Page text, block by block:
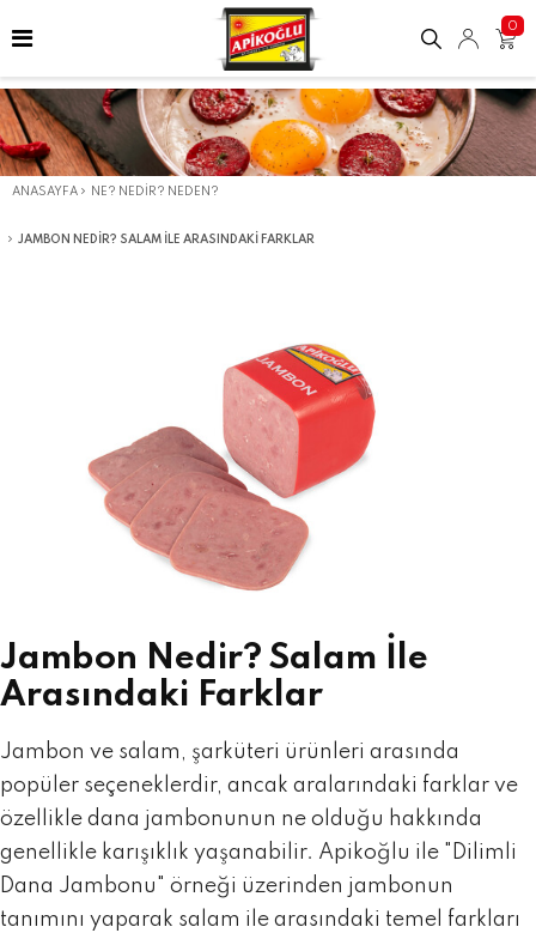
0
ANASAYFA NE? NEDIR? NEDEN?
JAMBON NEDIR? SALAM İLE ARASINDAKI FARKLAR
Jambon Nedir? Salam İle
Arasındaki Farklar
Jambon ve salam, şarküteri ürünleri arasında
popüler seçeneklerdir, ancak aralarındaki farklar ve
özellikle dana jambonunun ne olduğu hakkında
genellikle karışıklık yaşanabilir. Apikoğlu ile "Dilimli
Dana Jambonu" örneği üzerinden jambonun
tanımını yaparak salam ile arasındaki temel farkları